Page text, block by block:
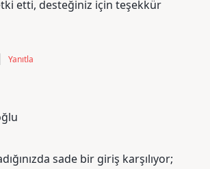
etti, desteğiniz için teşekkür
Yanıtla
sade bir giriş karşılıyor;